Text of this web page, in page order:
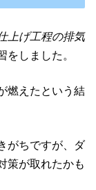
上げ工程の排気
をしました。
燃えたという結
がちですが、ダ
策が取れたかも